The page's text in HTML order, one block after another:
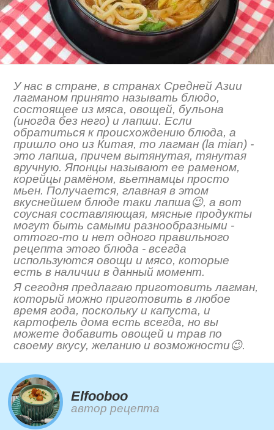
У нас в стране, в странах Средней Азии
лагманом принято называть блюдо,
состоящее из мяса, овощей, бульона
(иногда без него) и лапши. Если
обратиться к происхождению блюда, а
пришло оно из Китая, то лагман (la mian) -
это лапша, причем вытянутая, тянутая
вручную. Японцы называют ее раменом,
корейцы рамëном, вьетнамцы просто
мьен. Получается, главная в этом
вкуснейшем блюде таки лапша😉, а вот
соусная составляющая, мясные продукты
могут быть самыми разнообразными -
оттого-то и нет одного правильного
рецепта этого блюда - всегда
используются овощи и мясо, которые
есть в наличии в данный момент.
Я сегодня предлагаю приготовить лагман,
который можно приготовить в любое
время года, поскольку и капуста, и
картофель дома есть всегда, но вы
можете добавить овощей и трав по
своему вкусу, желанию и возможности😉.
Elfooboo
автор рецепта